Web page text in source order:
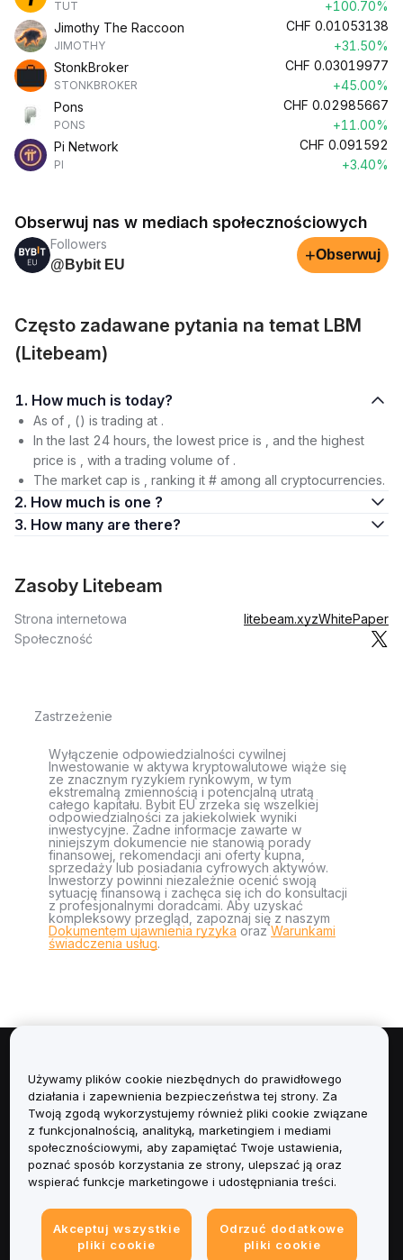
TUT
+100.70%
Jimothy The Raccoon
JIMOTHY
CHF 0.01053138
+31.50%
StonkBroker
STONKBROKER
CHF 0.03019977
+45.00%
Pons
PONS
CHF 0.02985667
+11.00%
Pi Network
PI
CHF 0.091592
+3.40%
Obserwuj nas w mediach społecznościowych
Followers
@Bybit EU
+Obserwuj
Często zadawane pytania na temat LBM
(Litebeam)
1. How much is today?
As of , () is trading at .
In the last 24 hours, the lowest price is , and the highest
price is , with a trading volume of .
The market cap is , ranking it # among all cryptocurrencies.
2. How much is one ?
3. How many are there?
Zasoby Litebeam
Strona internetowa litebeam.xyzWhitePaper
Społeczność
Zastrzeżenie
Wyłączenie odpowiedzialności cywilnej
Inwestowanie w aktywa kryptowalutowe wiąże się
ze znacznym ryzykiem rynkowym, w tym
ekstremalną zmiennością i potencjalną utratą
całego kapitału. Bybit EU zrzeka się wszelkiej
odpowiedzialności za jakiekolwiek wyniki
inwestycyjne. Żadne informacje zawarte w
niniejszym dokumencie nie stanowią porady
finansowej, rekomendacji ani oferty kupna,
sprzedaży lub posiadania cyfrowych aktywów.
Inwestorzy powinni niezależnie ocenić swoją
sytuację finansową i zachęca się ich do konsultacji
z profesjonalnymi doradcami. Aby uzyskać
kompleksowy przegląd, zapoznaj się z naszym
Dokumentem ujawnienia ryzyka orazWarunkami
świadczenia usług.
Informacje
Usługi
Obsługa Klienta
Informacje prawne
Używamy plików cookie niezbędnych do prawidłowego
działania i zapewnienia bezpieczeństwa tej strony. Za
Twoją zgodą wykorzystujemy również pliki cookie związane
z funkcjonalnością, analityką, marketingiem i mediami
społecznościowymi, aby zapamiętać Twoje ustawienia,
poznać sposób korzystania ze strony, ulepszać ją oraz
wspierać funkcje marketingowe i udostępniania treści.
Akceptuj wszystkie
pliki cookie
Odrzuć dodatkowe
pliki cookie